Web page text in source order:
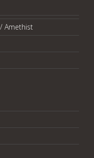
Amethist